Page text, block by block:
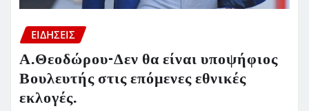
ΕΙΔΗΣΕΙΣ
Α.Θεοδώρου-Δεν θα είναι υποψήφιος
Βουλευτής στις επόμενες εθνικές
εκλογές.